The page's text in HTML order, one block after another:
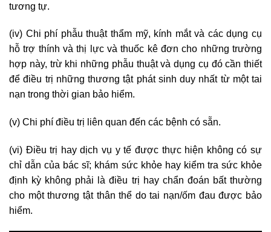
tương tự.
(iv) Chi phí phẫu thuật thẩm mỹ, kính mắt và các dụng cụ
hỗ trợ thính và thị lực và thuốc kê đơn cho những trường
hợp này, trừ khi những phẫu thuật và dụng cụ đó cần thiết
để điều trị những thương tật phát sinh duy nhất từ một tai
nạn trong thời gian bảo hiểm.
(v) Chi phí điều trị liên quan đến các bệnh có sẵn.
(vi) Điều trị hay dịch vụ y tế được thực hiện không có sự
chỉ dẫn của bác sĩ; khám sức khỏe hay kiểm tra sức khỏe
định kỳ không phải là điều trị hay chẩn đoán bất thường
cho một thương tật thân thể do tai nạn/ốm đau được bảo
hiểm.